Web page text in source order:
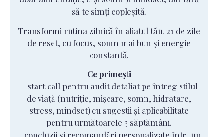
să te simți copleșită.
Transformi rutina zilnică în aliatul tău. 21 de zile
de reset, cu focus, somn mai bun și energie
constantă.
Ce primești
– start call pentru audit detaliat pe întreg stilul
de viață (nutriție, mișcare, somn, hidratare,
stress, mindset) cu sugestii și aplicabilitate
pentru următoarele 3 săptămâni.
– concluzii și recomandări personalizate într-un